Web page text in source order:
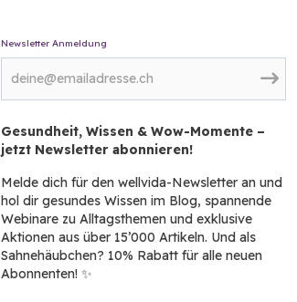
Newsletter Anmeldung
Gesundheit, Wissen & Wow-Momente –
jetzt Newsletter abonnieren!
Melde dich für den wellvida-Newsletter an und
hol dir gesundes Wissen im Blog, spannende
Webinare zu Alltagsthemen und exklusive
Aktionen aus über 15’000 Artikeln. Und als
Sahnehäubchen? 10% Rabatt für alle neuen
Abonnenten! ✨